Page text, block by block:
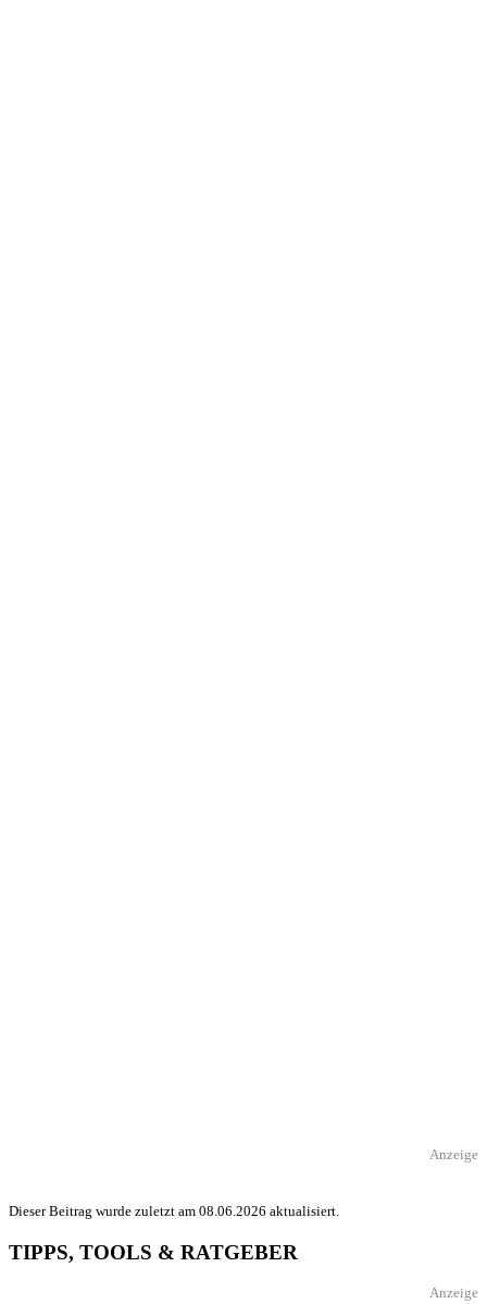
Anzeige
Dieser Beitrag wurde zuletzt am 08.06.2026 aktualisiert.
TIPPS, TOOLS & RATGEBER
Anzeige